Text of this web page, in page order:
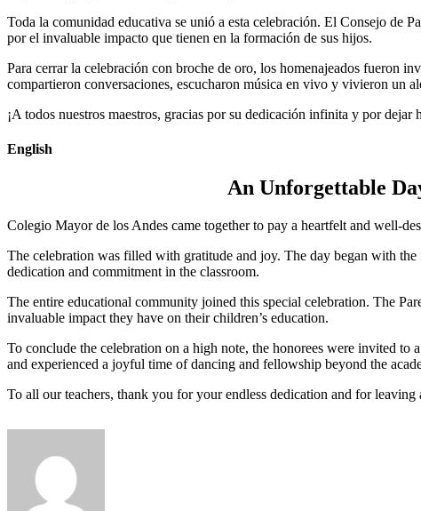
Toda la comunidad educativa se unió a esta celebración. El Consejo de
por el invaluable impacto que tienen en la formación de sus hijos.
Para cerrar la celebración con broche de oro, los homenajeados fueron
compartieron conversaciones, escucharon música en vivo y vivieron un
¡A todos nuestros maestros, gracias por su dedicación infinita y por
English
An Unforgettable
Colegio Mayor de los Andes came together to pay a heartfelt and well-
The celebration was filled with gratitude and joy. The day began with
dedication and commitment in the classroom.
The entire educational community joined this special celebration. The
invaluable impact they have on their children’s education.
To conclude the celebration on a high note, the honorees were invited
and experienced a joyful time of dancing and fellowship beyond the
To all our teachers, thank you for your endless dedication and for